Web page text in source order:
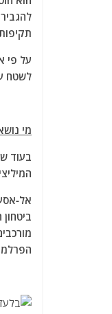
על פי
לשטח
מי
בעוד
אל-